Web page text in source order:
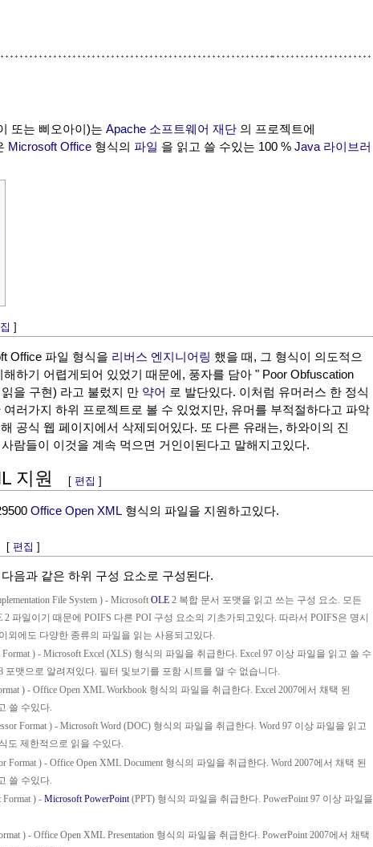
또는 삐오아이)는 Apache 소프트웨어 재단 의 프로젝트에
Microsoft Office 형식의 파일 을 읽고 쓸 수있는 100 % Java 라이브러
집]
Office 파일 형식을 리버스 엔지니어링 했을 때, 그 형식이 의도적으
하기 어렵게되어 있었기 때문에, 풍자를 담아 " Poor Obfuscation
을 구현) 라고 불렀지 만 약어 로 발단있다. 이처럼 유머러스 한 정식
러가지 하위 프로젝트로 볼 수 있었지만, 유머를 부적절하다고 파악
공식 웹 페이지에서 삭제되어있다. 또 다른 유래는, 하와이의 진
람들이 이것을 계속 먹으면 거인이된다고 말해지고있다.
지원 [ 편집]
Office Open XML 형식의 파일을 지원하고있다.
[ 편집]
음과 같은 하위 구성 요소로 구성된다.
File System ) - MicrosoftOLE 2 복합 문서 포맷을 읽고 쓰는 구성 요소. 모든
2 파일이기 때문에 POIFS 다른 POI 구성 요소의 기초가되고있다. 따라서 POIFS은 명시
외에도 다양한 종류의 파일을 읽는 사용되고있다.
Format ) - Microsoft Excel (XLS) 형식의 파일을 취급한다. Excel 97 이상 파일을 읽고 쓸 수
포맷으로 알려져있다. 필터 및보기를 포함 시트를 열 수 없습니다.
) - Office Open XML Workbook 형식의 파일을 취급한다. Excel 2007에서 채택 된
쓸 수있다.
Format ) - Microsoft Word (DOC) 형식의 파일을 취급한다. Word 97 이상 파일을 읽고
도 제한적으로 읽을 수있다.
Format ) - Office Open XML Document 형식의 파일을 취급한다. Word 2007에서 채택 된
쓸 수있다.
Format ) -Microsoft PowerPoint(PPT) 형식의 파일을 취급한다. PowerPoint 97 이상 파일을
) - Office Open XML Presentation 형식의 파일을 취급한다. PowerPoint 2007에서 채택